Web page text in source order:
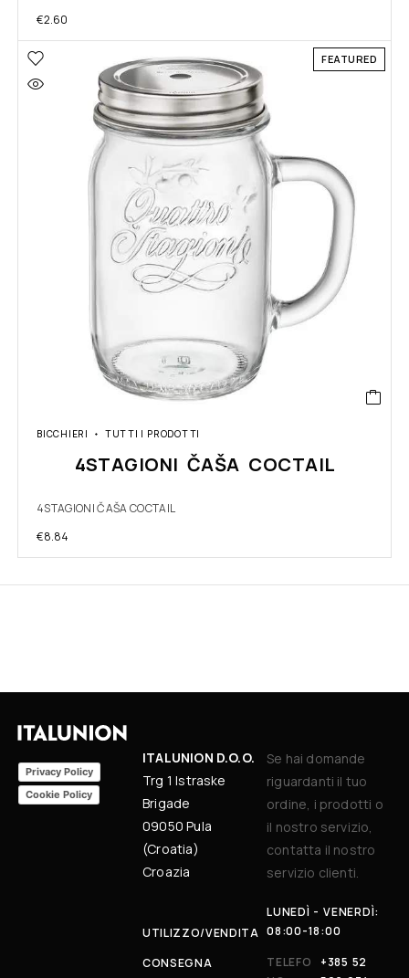
€2.60
FEATURED
BICCHIERI TUTTI I PRODOTTI
4STAGIONI ČAŠA COCTAIL
4STAGIONI ČAŠA COCTAIL
€8.84
Privacy Policy
Cookie Policy
ITALUNION D.O.O.
Trg 1 Istraske
Brigade
09050 Pula
(Croatia)
Croazia
UTILIZZO/VENDITA
CONSEGNA
Se hai domande
riguardanti il tuo
ordine, i prodotti o
il nostro servizio,
contatta il nostro
servizio clienti.
LUNEDÌ - VENERDÌ:
08:00-18:00
TELEFO
+385 52